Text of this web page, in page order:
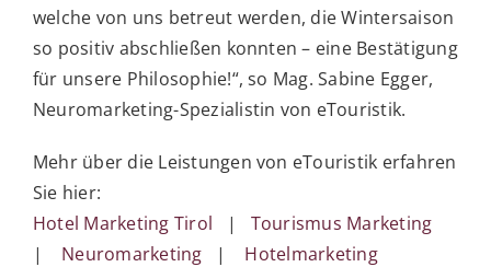
welche von uns betreut werden, die Wintersaison
so positiv abschließen konnten – eine Bestätigung
für unsere Philosophie!“, so Mag. Sabine Egger,
Neuromarketing-Spezialistin von eTouristik.
Mehr über die Leistungen von eTouristik erfahren
Sie hier:
Hotel Marketing Tirol
| Tourismus Marketing
| Neuromarketing | Hotelmarketing